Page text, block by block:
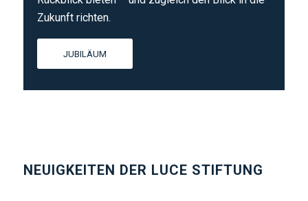
Zukunft richten.
JUBILÄUM
NEUIGKEITEN DER LUCE STIFTUNG